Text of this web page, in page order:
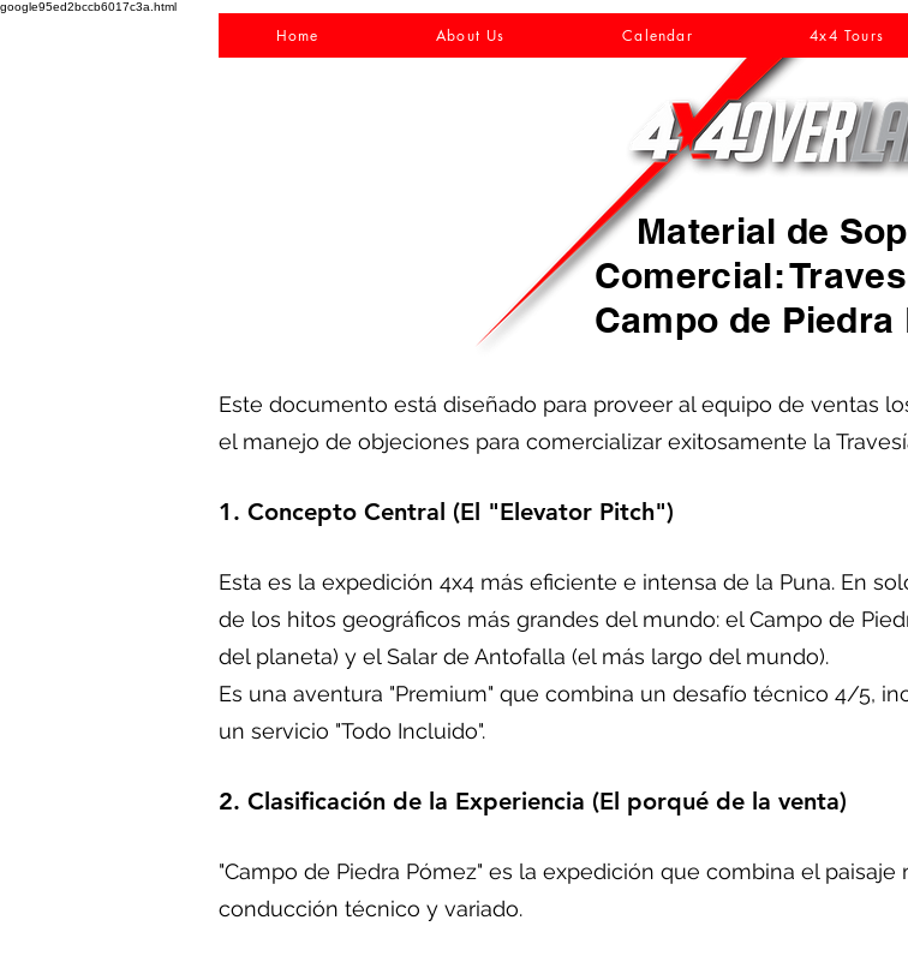
google95ed2bccb6017c3a.html
Home About Us Calendar 4x4 Tours
Material de
Comercial:
Campo de Piedra
Este documento está diseñado para proveer al equipo de ventas
el manejo de objeciones para comercializar exitosamente la
1. Concepto Central (El "Elevator Pitch")
Esta es la expedición 4x4 más eficiente e intensa de la Puna. En
de los hitos geográficos más grandes del mundo: el Campo de
del planeta) y el Salar de Antofalla (el más largo del mundo).
Es una aventura "Premium" que combina un desafío técnico 4/5,
un servicio "Todo Incluido".
2. Clasificación de la Experiencia (El porqué de la venta)
"Campo de Piedra Pómez" es la expedición que combina el
conducción técnico y variado.